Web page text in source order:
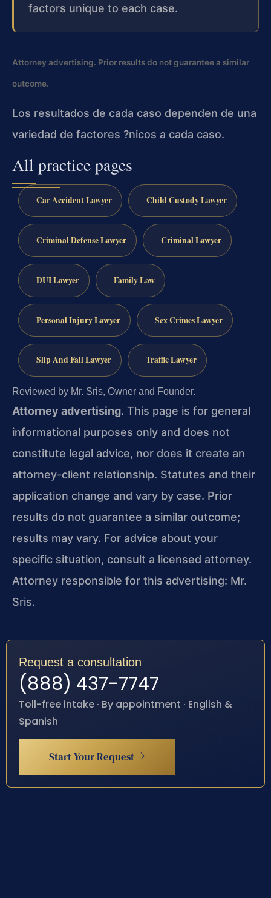
factors unique to each case.
Attorney advertising. Prior results do not guarantee a similar
outcome.
Los resultados de cada caso dependen de una
variedad de factores ?nicos a cada caso.
All practice pages
Car Accident Lawyer Child Custody Lawyer
Criminal Defense Lawyer Criminal Lawyer
DUI Lawyer Family Law
Personal Injury Lawyer Sex Crimes Lawyer
Slip And Fall Lawyer Traffic Lawyer
Reviewed by Mr. Sris, Owner and Founder.
Attorney advertising. This page is for general
informational purposes only and does not
constitute legal advice, nor does it create an
attorney-client relationship. Statutes and their
application change and vary by case. Prior
results do not guarantee a similar outcome;
results may vary. For advice about your
specific situation, consult a licensed attorney.
Attorney responsible for this advertising: Mr.
Sris.
Request a consultation
(888) 437-7747
Toll-free intake · By appointment · English &
Spanish
Start Your Request